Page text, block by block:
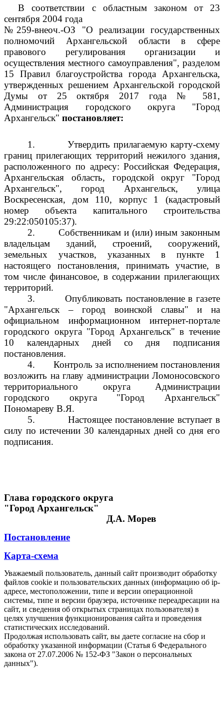
В соответствии с областным законом от 23
сентября 2004 года
№259-внеоч.-ОЗ "О реализации государственных
полномочий Архангельской области в сфере
правового регулирования организации и
осуществления местного самоуправления", разделом
15 Правил благоустройства города Архангельска,
утвержденных решением Архангельской городской
Думы от 25 октября 2017 года № 581,
Администрация городского округа "Город
Архангельск" постановляет:
1.
Утвердить прилагаемую карту-схему
границ прилегающих территорий нежилого здания,
расположенного по адресу: Российская Федерация,
Архангельская область, городской округ "Город
Архангельск", город Архангельск, улица
Воскресенская, дом 110, корпус 1 (кадастровый
номер объекта капитального строительства
29:22:050105:37).
2.
Собственникам и (или) иным законным
владельцам зданий, строений, сооружений,
земельных участков, указанных в пункте 1
настоящего постановления, принимать участие, в
том числе финансовое, в содержании прилегающих
территорий.
3.
Опубликовать постановление в газете
"Архангельск – город воинской славы" и на
официальном информационном интернет-портале
городского округа "Город Архангельск" в течение
10 календарных дней со дня подписания
постановления.
4.
Контроль за исполнением постановления
возложить на главу администрации Ломоносовского
территориального округа Администрации
городского округа "Город Архангельск"
Пономареву В.Я.
5.
Настоящее постановление вступает в
силу по истечении 30 календарных дней со дня его
подписания.
Глава городского округа
"Город Архангельск"
Д.А. Морев
Постановление
Карта-схема
Уважаемый пользователь, данный сайт производит обработку
файлов cookie и пользовательских данных (информацию об ip-
адресе, местоположении, типе и версии операционной
системы, типе и версии браузера, источнике переадресации на
сайт, и сведения об открытых страницах пользователя) в
целях улучшения функционирования сайта и проведения
статистических исследований.
Продолжая использовать сайт, вы даете согласие на сбор и
обработку указанной информации (Статья 6 Федерального
закона от 27.07.2006 № 152-ФЗ "Закон о персональных
данных").